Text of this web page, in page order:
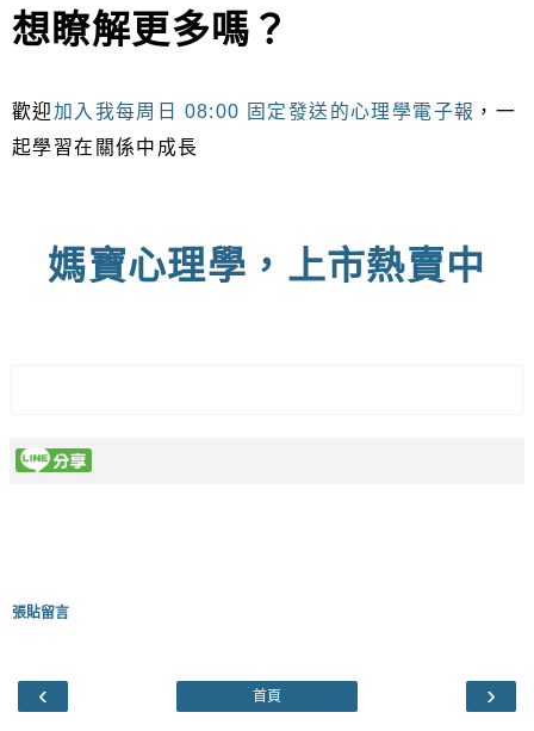
想瞭解更多嗎？
歡迎加入我每周日 08:00 固定發送的心理學電子報 ，一
起學習在關係中成長
媽寶心理學，上市熱賣中
張貼留言
‹ ›
首頁